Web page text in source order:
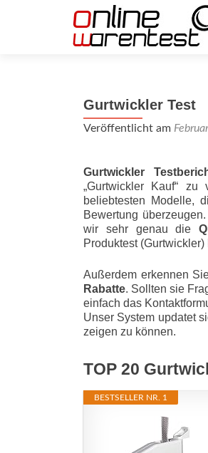
Gurtwickler Test
Veröffentlicht am
Gurtwickler
„Gurtwickler Kauf“
beliebtesten Modelle,
Bewertung
wir sehr genau die
Produktest (Gurtwickler)
Außerdem erkennen
Rabatte. Sollten sie
einfach das
Unser System updatet
zeigen zu können.
TOP 20
BESTSELLER NR. 1